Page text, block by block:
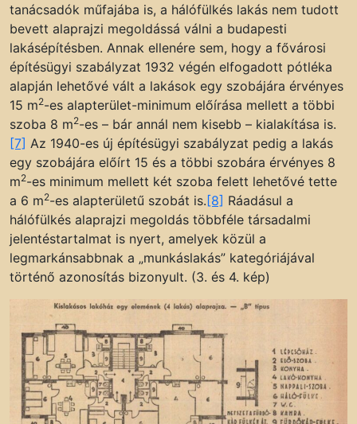
tanácsadók műfajába is, a hálófülkés lakás nem tudott
bevett alaprajzi megoldássá válni a budapesti
lakásépítésben. Annak ellenére sem, hogy a fővárosi
építésügyi szabályzat 1932 végén elfogadott pótléka
alapján lehetővé vált a lakások egy szobájára érvényes
15 m2-es alapterület-minimum előírása mellett a többi
szoba 8 m2-es – bár annál nem kisebb – kialakítása is.
[7] Az 1940-es új építésügyi szabályzat pedig a lakás
egy szobájára előírt 15 és a többi szobára érvényes 8
m2-es minimum mellett két szoba felett lehetővé tette
a 6 m2-es alapterületű szobát is.[8] Ráadásul a
hálófülkés alaprajzi megoldás többféle társadalmi
jelentéstartalmat is nyert, amelyek közül a
legmarkánsabbnak a „munkáslakás” kategóriájával
történő azonosítás bizonyult. (3. és 4. kép)